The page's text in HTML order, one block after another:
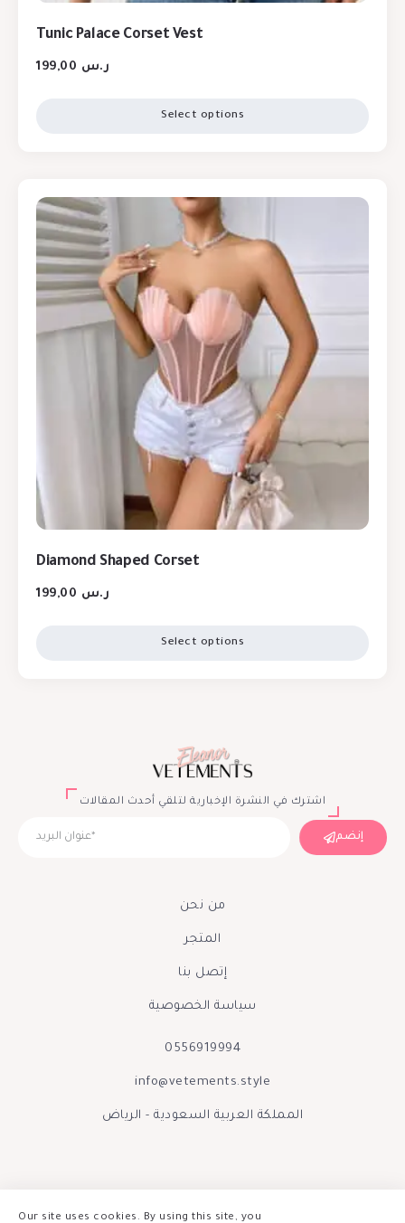
Tunic Palace Corset Vest
ر.س
Select options
Diamond Shaped Corset
ر.س
Select options
اشترك في النشرة الإخبارية لتلقي أحدث المقالات
إنضم
من نحن
المتجر
إتصل بنا
سياسة الخصوصية
0556919994
info@vetements.style
المملكة العربية السعودية - الرياض
Our site uses cookies. By using this site, you